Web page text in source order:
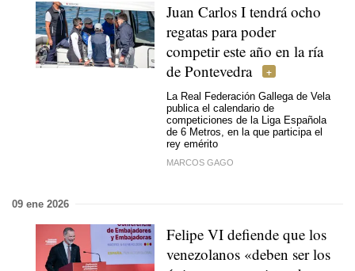
Juan Carlos I tendrá ocho
regatas para poder
competir este año en la ría
de Pontevedra
La Real Federación Gallega de Vela
publica el calendario de
competiciones de la Liga Española
de 6 Metros, en la que participa el
rey emérito
MARCOS GAGO
09 ene 2026
Felipe VI defiende que los
venezolanos «deben ser los